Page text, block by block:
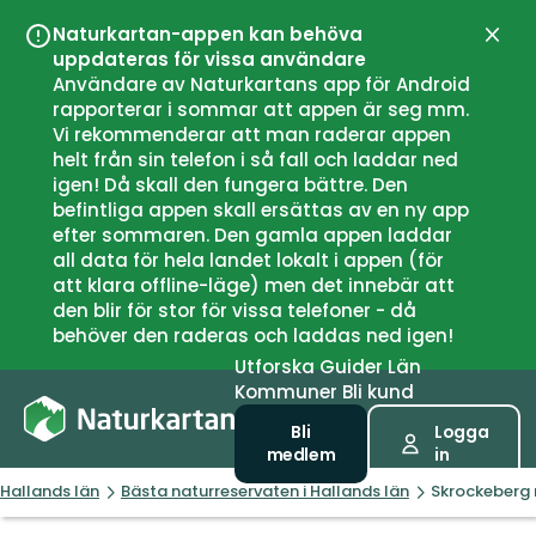
Naturkartan-appen kan behöva
uppdateras för vissa användare
Användare av Naturkartans app för Android
rapporterar i sommar att appen är seg mm.
Vi rekommenderar att man raderar appen
helt från sin telefon i så fall och laddar ned
igen! Då skall den fungera bättre. Den
befintliga appen skall ersättas av en ny app
efter sommaren. Den gamla appen laddar
all data för hela landet lokalt i appen (för
att klara offline-läge) men det innebär att
den blir för stor för vissa telefoner - då
behöver den raderas och laddas ned igen!
UtforskaGuiderLän
Kommuner Bli kund
Bli
medlem
Logga
in
Hallands län Bästa naturreservaten i Hallands län